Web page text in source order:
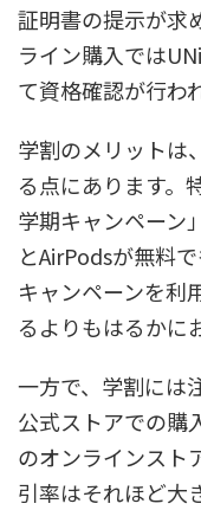
証明書の提示が求
ライン購入では
て資格確認が行わ
学割のメリットは
る点にあります。
学期キャンペーン
とAirPodsが無料
キャンペーンを利
るよりもはるかに
一方で、学割には
公式ストアでの購
のオンラインスト
引率はそれほど大